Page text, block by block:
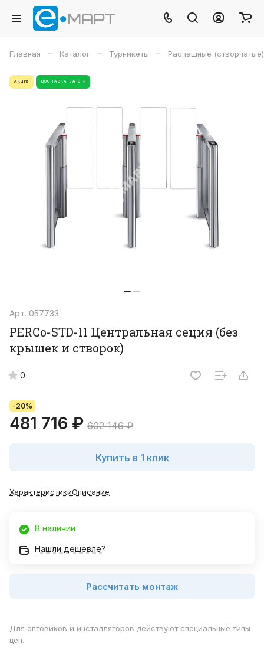
Главная – Каталог – Турникеты – Распашные
АКЦИЯ ДОСТАВКА ЗА 0 ₽
Арт. 057733
PERCo-STD-11 Центральная сеция (без
крышек и створок)
0
-20%
481 716 ₽ 602 146 ₽
Купить в 1 клик
ХарактеристикиОписание
В наличии
Нашли дешевле?
Рассчитать монтаж
Для оптовиков и инсталляторов действуют специальные типы
цен.